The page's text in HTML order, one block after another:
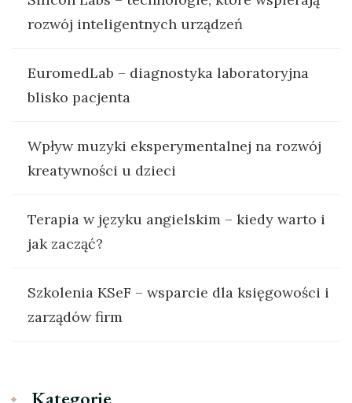
rozwój inteligentnych urządzeń
EuromedLab – diagnostyka laboratoryjna
blisko pacjenta
Wpływ muzyki eksperymentalnej na rozwój
kreatywności u dzieci
Terapia w języku angielskim – kiedy warto i
jak zacząć?
Szkolenia KSeF – wsparcie dla księgowości i
zarządów firm
Kategorie